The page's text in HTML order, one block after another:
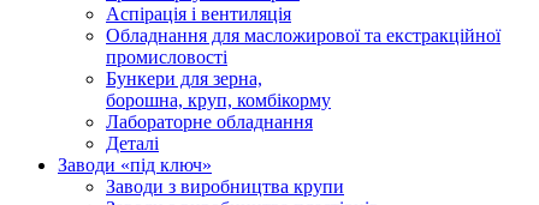
Аспірація і вентиляція
Обладнання для масложирової та екстракційної
промисловості
Бункери для зерна,
борошна, круп, комбікорму
Лабораторне обладнання
Деталі
Заводи «під ключ»
Заводи з виробництва крупи